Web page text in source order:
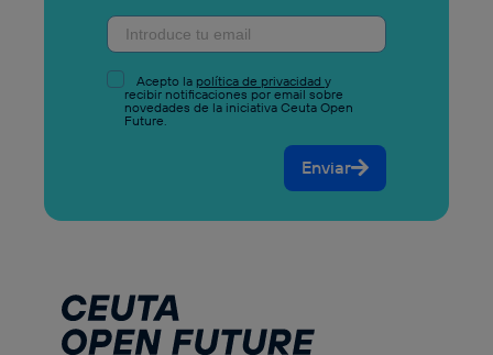
Acepto la política de privacidad y
recibir notificaciones por email sobre
novedades de la iniciativa Ceuta Open
Future.
Enviar